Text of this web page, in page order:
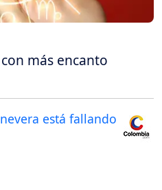
más encanto